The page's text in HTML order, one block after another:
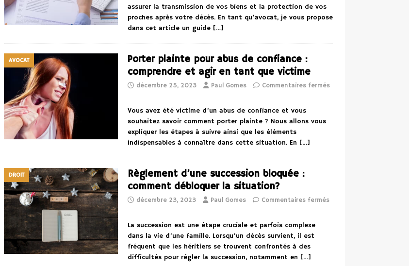
assurer la transmission de vos biens et la protection de vos
proches après votre décès. En tant qu’avocat, je vous propose
dans cet article un guide […]
AVOCAT
Porter plainte pour abus de confiance :
comprendre et agir en tant que victime
décembre 25, 2023 Paul Gomes Commentaires fermés
Vous avez été victime d’un abus de confiance et vous
souhaitez savoir comment porter plainte ? Nous allons vous
expliquer les étapes à suivre ainsi que les éléments
indispensables à connaître dans cette situation. En […]
DROIT
Règlement d’une succession bloquée :
comment débloquer la situation?
décembre 23, 2023 Paul Gomes Commentaires fermés
La succession est une étape cruciale et parfois complexe
dans la vie d’une famille. Lorsqu’un décès survient, il est
fréquent que les héritiers se trouvent confrontés à des
difficultés pour régler la succession, notamment en […]